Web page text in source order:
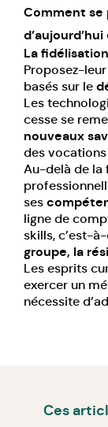
Comment se
La
Proposez-
basés sur le
Les
cesse se
nouveaux
des
Au-delà de la
ses
ligne de
skills, c’est-
groupe, la
Les esprits
exercer un
nécessite
Ces